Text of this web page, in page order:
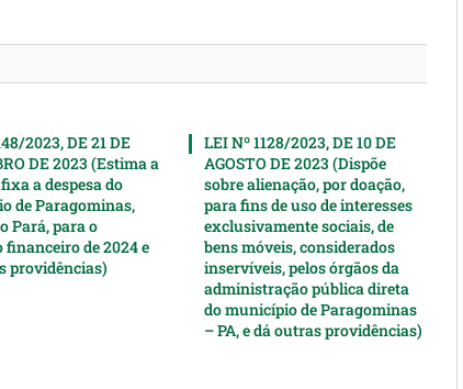
2023, DE 21 DE
DE 2023 (Estima a
a despesa do
de Paragominas,
Pará, para o
financeiro de 2024 e
providências)
LEI Nº 1128/2023, DE 10 DE
AGOSTO DE 2023 (Dispõe
sobre alienação, por doação,
para fins de uso de interesses
exclusivamente sociais, de
bens móveis, considerados
inservíveis, pelos órgãos da
administração pública direta
do município de Paragominas
– PA, e dá outras providências)